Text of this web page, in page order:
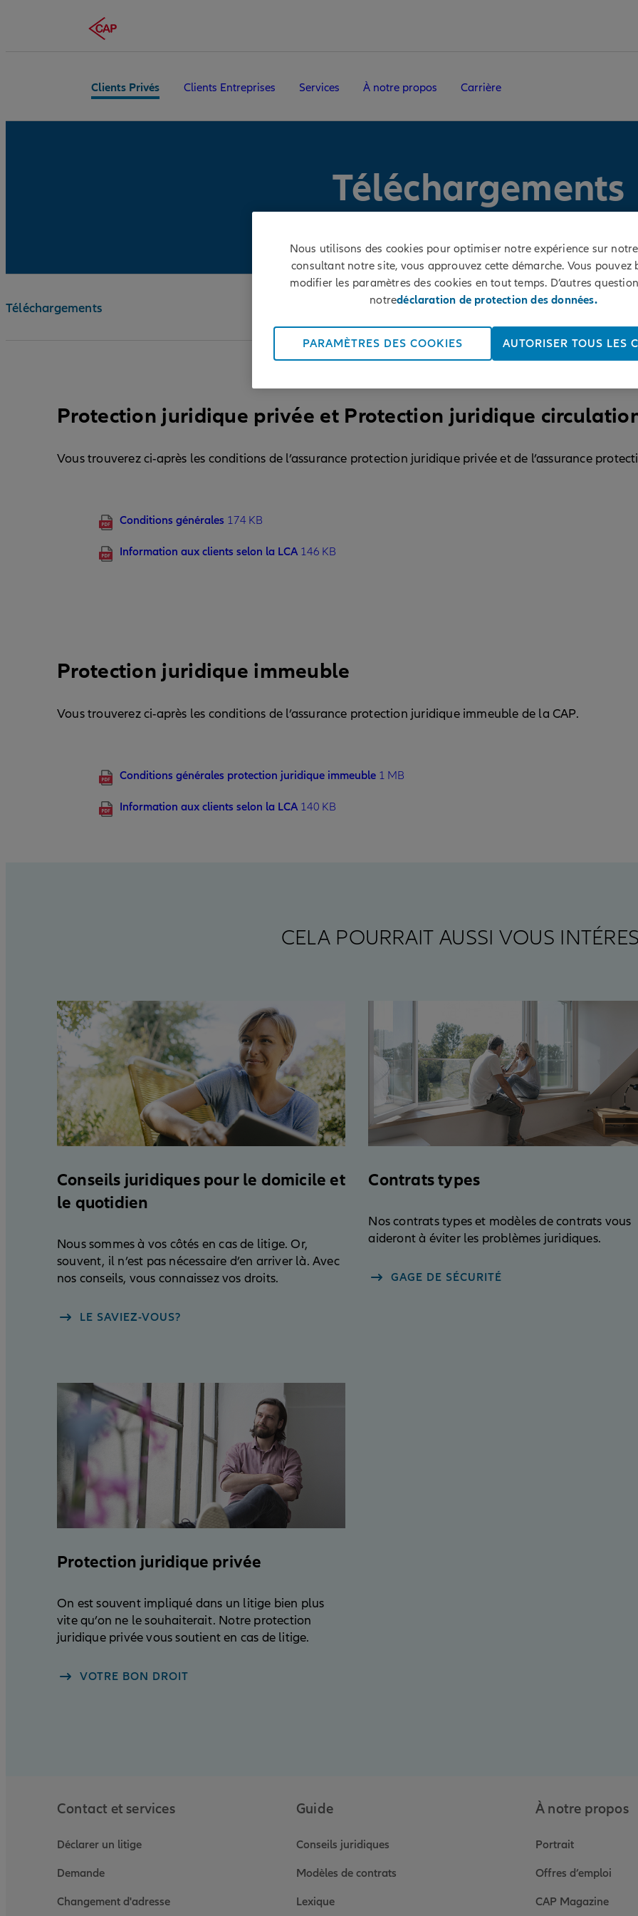
Clients Privés Clients Entreprises Services À notre propos Carrière
Téléchargements
Téléchargements
Protection juridique privée et Protection juridique
Vous trouverez ci-après les conditions de l’assurance protection juridique privée et de l’assurance
Conditions générales 174 KB
Information aux clients selon la LCA 146 KB
Protection juridique immeuble
Vous trouverez ci-après les conditions de l’assurance protection juridique immeuble de la CAP.
Conditions générales protection juridique immeuble 1 MB
Information aux clients selon la LCA 140 KB
CELA POURRAIT AUSSI VOUS
Conseils juridiques pour le domicile et
le quotidien
Nous sommes à vos côtés en cas de litige. Or,
souvent, il n’est pas nécessaire d’en arriver là. Avec
nos conseils, vous connaissez vos droits.
LE SAVIEZ-VOUS?
Contrats types
Nos contrats types et modèles de contrats vous
aideront à éviter les problèmes juridiques.
GAGE DE SÉCURITÉ
Protection juridique privée
On est souvent impliqué dans un litige bien plus
vite qu’on ne le souhaiterait. Notre protection
juridique privée vous soutient en cas de litige.
VOTRE BON DROIT
Contact et services
Déclarer un litige
Demande
Changement d'adresse
Guide
Conseils juridiques
Modèles de contrats
Lexique
À notre propos
Portrait
Offres d’emploi
CAP Magazine
Nous utilisons des cookies pour optimiser notre expérience sur
consultant notre site, vous approuvez cette démarche. Vous pouvez
modifier les paramètres des cookies en tout temps. D’autres
notredéclaration de protection des données.
PARAMÈTRES DES COOKIES AUTORISER TOUS LES